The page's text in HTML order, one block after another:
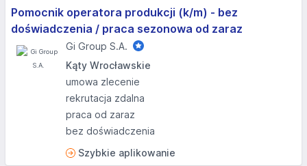
Pomocnik operatora produkcji (k/m) - bez
doświadczenia / praca sezonowa od zaraz
Gi Group S.A.
Kąty Wrocławskie
umowa zlecenie
rekrutacja zdalna
praca od zaraz
bez doświadczenia
Szybkie aplikowanie